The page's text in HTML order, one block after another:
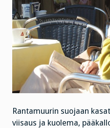
Rantamuurin suojaan
viisaus ja kuolema,